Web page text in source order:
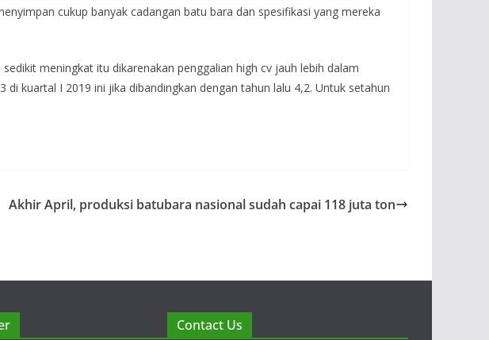
cukup banyak cadangan batu bara dan spesifikasi yang mereka
meningkat itu dikarenakan penggalian high cv jauh lebih dalam
kuartal I 2019 ini jika dibandingkan dengan tahun lalu 4,2. Untuk setahun
Akhir April, produksi batubara nasional sudah capai 118 juta ton
Contact Us